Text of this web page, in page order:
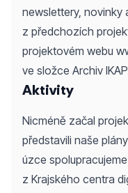
newslettery, novinky
z předchozích
projektovém webu
ve složce Archiv
Aktivity
Nicméně začal
představili naše
úzce
z Krajského centra